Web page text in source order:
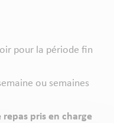
pour la période fin
ou semaines
pris en charge